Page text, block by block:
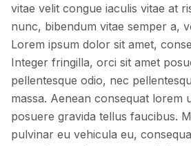
vitae velit congue iaculis vitae at
nunc, bibendum vitae semper a,
Lorem ipsum dolor sit amet,
Integer fringilla, orci sit amet
pellentesque odio, nec
massa. Aenean consequat lorem
posuere gravida tellus faucibus.
pulvinar eu vehicula eu,